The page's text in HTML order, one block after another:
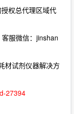
权总代理区域代
服微信：jinshan
材试剂仪器解决方
27394